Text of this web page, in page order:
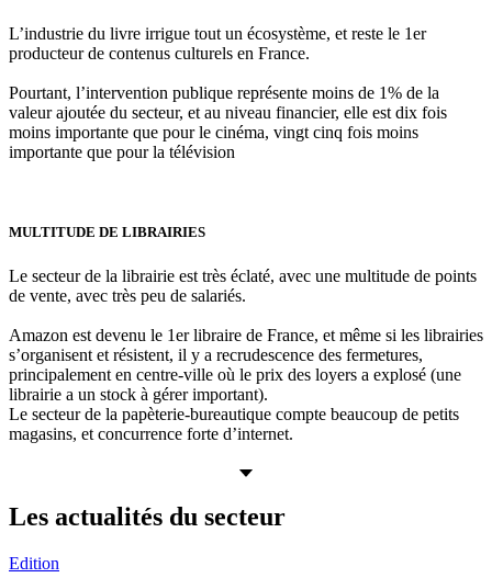
L’industrie du livre irrigue tout un écosystème, et reste le 1er
producteur de contenus culturels en France.
Pourtant, l’intervention publique représente moins de 1% de la
valeur ajoutée du secteur, et au niveau financier, elle est dix fois
moins importante que pour le cinéma, vingt cinq fois moins
importante que pour la télévision
MULTITUDE DE LIBRAIRIES
Le secteur de la librairie est très éclaté, avec une multitude de points
de vente, avec très peu de salariés.
Amazon est devenu le 1er libraire de France, et même si les librairies
s’organisent et résistent, il y a recrudescence des fermetures,
principalement en centre-ville où le prix des loyers a explosé (une
librairie a un stock à gérer important).
Le secteur de la papèterie-bureautique compte beaucoup de petits
magasins, et concurrence forte d’internet.
Les actualités du secteur
Edition